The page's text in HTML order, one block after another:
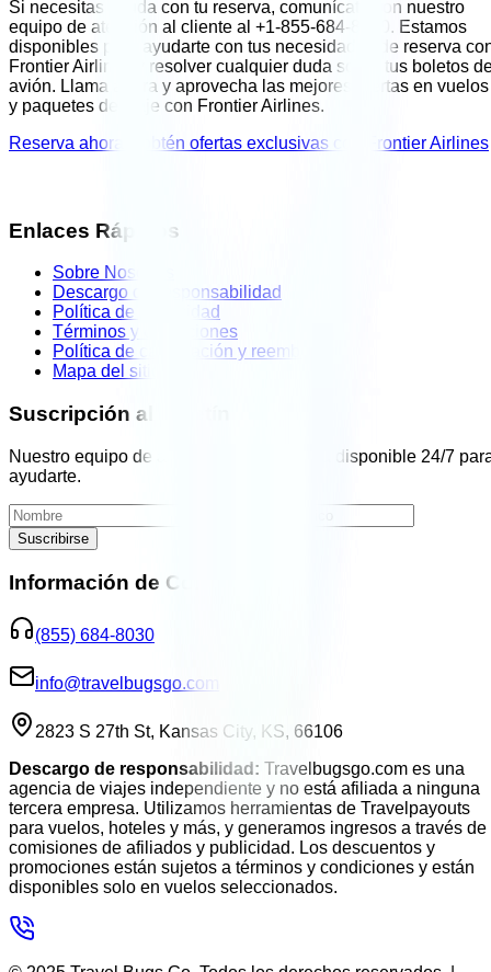
Si necesitas ayuda con tu reserva, comunícate con nuestro
equipo de atención al cliente al +1-855-684-8030
. Estamos
disponibles para ayudarte con tus necesidades de reserva
Frontier Airlines
y resolver cualquier duda sobre tus boletos
avión. Llama ahora y aprovecha las mejores ofertas en vuelos
y paquetes de viaje con Frontier Airlines.
Reserva ahora y obtén ofertas exclusivas con
Frontier Airlines
Enlaces Rápidos
Sobre Nosotros
Descargo de responsabilidad
Política de privacidad
Términos y condiciones
Política de cancelación y reembolso
Mapa del sitio
Suscripción al Boletín
Nuestro equipo de agentes de viajes está disponible 24/7
ayudarte.
Suscribirse
Información de Contacto
(855) 684-8030
info@travelbugsgo.com
2823 S 27th St, Kansas City, KS, 66106
Descargo de responsabilidad: Travelbugsgo.com es una
agencia de viajes independiente y no está afiliada a ninguna
tercera empresa. Utilizamos herramientas de Travelpayouts
para vuelos, hoteles y más, y generamos ingresos a través de
comisiones de afiliados y publicidad. Los descuentos y
promociones están sujetos a términos y condiciones y están
disponibles solo en vuelos seleccionados.